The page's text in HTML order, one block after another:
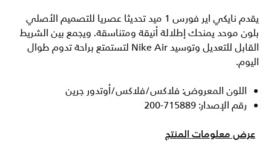
يقدم نايكي اير فورس 1 ميد تحديثا عصريا للتصميم الأصلي
بلون موحد يمنحك إطلالة أنيقة ومتناسقة. ويجمع بين الشريط
القابل للتعديل وتوسيد Nike Air لتستمتع براحة تدوم طوال
اليوم.
اللون المعروض: فلاكس/فلاكس/أوتدور جرين
رقم الإصدار: 715889-200
عرض معلومات المنتج